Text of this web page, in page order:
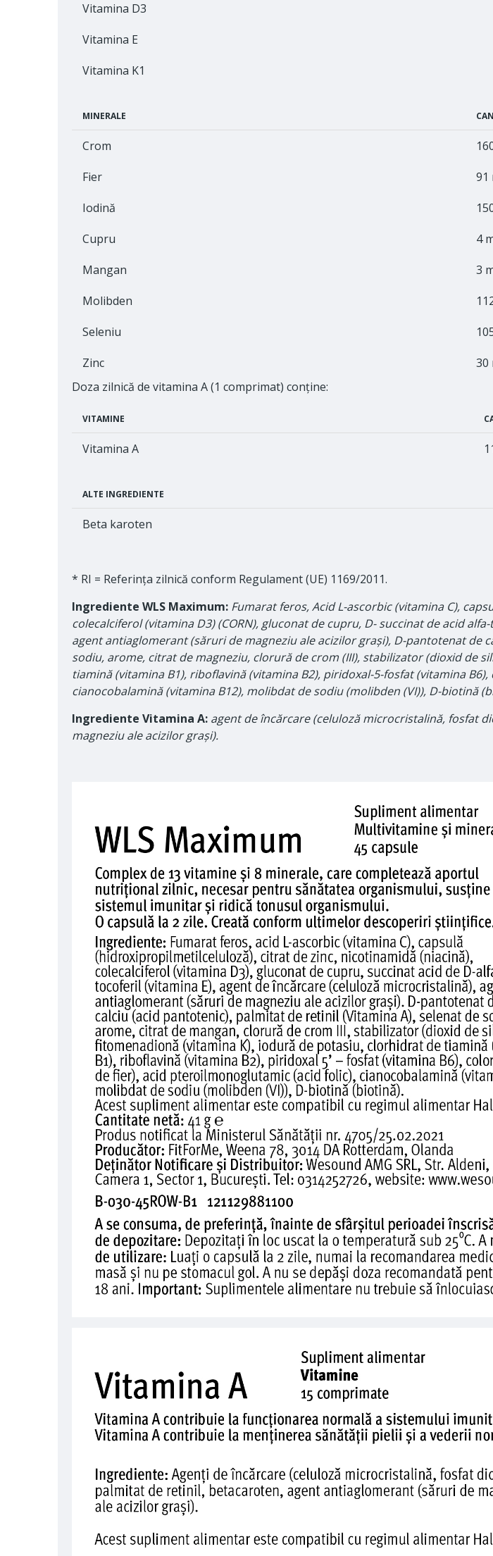
Vitamina D3
Vitamina E
Vitamina K1
MINERALE
Crom
Fier
91
Iodină
Cupru
4
Mangan
3
Molibden
Seleniu
Zinc
30
Doza zilnică de vitamina A (1 comprimat) conține:
VITAMINE
Vitamina A
ALTE INGREDIENTE
Beta karoten
* RI = Referința zilnică conform Regulament (UE) 1169/2011.
Ingrediente WLS Maximum: Fumarat feros, Acid L-ascorbic (vitamina C),
colecalciferol (vitamina D3) (CORN), gluconat de cupru, D- succinat de acid
agent antiaglomerant (săruri de magneziu ale acizilor grași), D-pantotenat de
sodiu, arome, citrat de magneziu, clorură de crom (III), stabilizator (dioxid de
tiamină (vitamina B1), riboflavină (vitamina B2), piridoxal-5-fosfat (vitamina
cianocobalamină (vitamina B12), molibdat de sodiu (molibden (VI)), D-biotină
Ingrediente Vitamina A: agent de încărcare (celuloză microcristalină, fosfat
magneziu ale acizilor grași).